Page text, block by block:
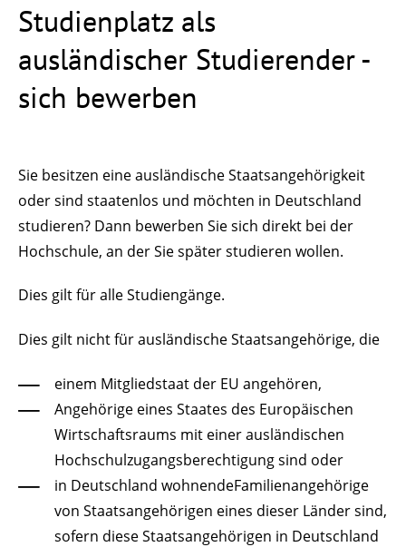
Studienplatz als
ausländischer Studierender -
sich bewerben
Sie besitzen eine ausländische Staatsangehörigkeit
oder sind staatenlos und möchten in Deutschland
studieren? Dann bewerben Sie sich direkt bei der
Hochschule, an der Sie später studieren wollen.
Dies gilt für alle Studiengänge.
Dies gilt nicht für ausländische Staatsangehörige, die
einem Mitgliedstaat der EU angehören,
Angehörige eines Staates des Europäischen
Wirtschaftsraums mit einer ausländischen
Hochschulzugangsberechtigung sind oder
in Deutschland wohnendeFamilienangehörige
von Staatsangehörigen eines dieser Länder sind,
sofern diese Staatsangehörigen in Deutschland